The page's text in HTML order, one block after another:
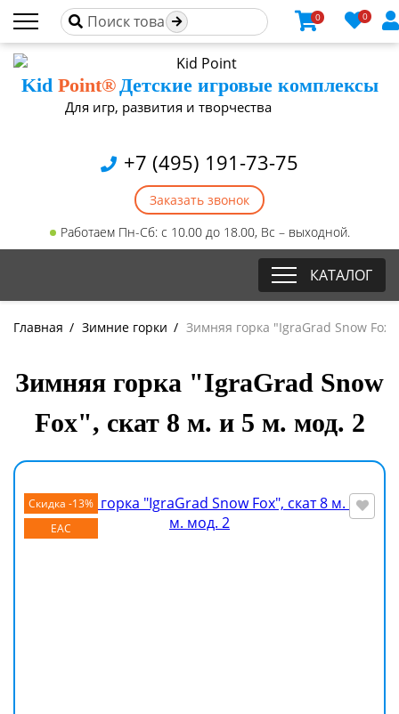
0 0
KidPoint®Детские игровые комплексы
Для игр, развития и творчества
+7 (495) 191-73-75
Заказать звонок
Работаем Пн-Сб: с 10.00 до 18.00, Вс – выходной.
КАТАЛОГ
Главная / Зимние горки / Зимняя горка "IgraGrad Snow
Зимняя горка "IgraGrad Snow
Fox", скат 8 м. и 5 м. мод. 2
Скидка -13%
EAC